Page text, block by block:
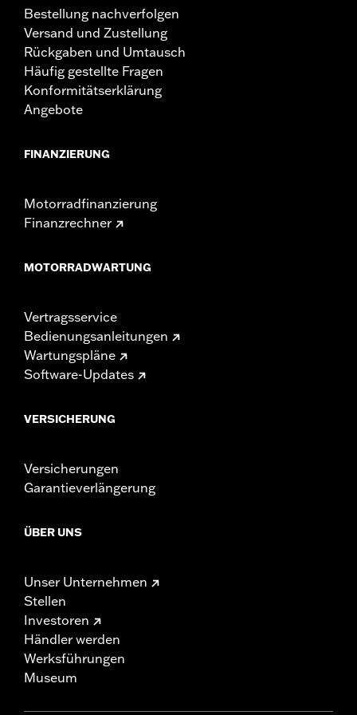
Bestellung nachverfolgen
Versand und Zustellung
Rückgaben und Umtausch
Häufig gestellte Fragen
Konformitätserklärung
Angebote
FINANZIERUNG
Motorradfinanzierung
Finanzrechner
MOTORRADWARTUNG
Vertragsservice
Bedienungsanleitungen
Wartungspläne
Software-Updates
VERSICHERUNG
Versicherungen
Garantieverlängerung
ÜBER UNS
Unser Unternehmen
Stellen
Investoren
Händler werden
Werksführungen
Museum